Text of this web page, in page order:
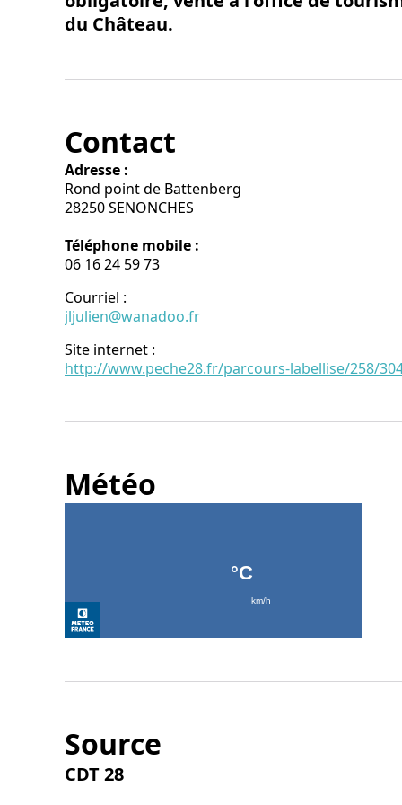
du Château.
Contact
Adresse :
Rond point de Battenberg
28250 SENONCHES
Téléphone mobile :
06 16 24 59 73
Courriel :
jljulien@wanadoo.fr
Site internet :
http://www.peche28.fr/parcours-labellise/258/
Météo
Source
CDT 28